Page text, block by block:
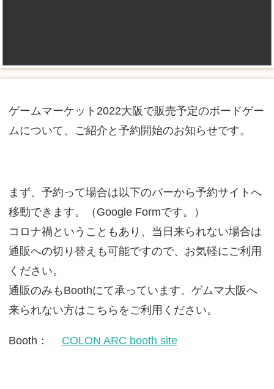
ゲームマーケット2022大阪で販売予定のボードゲー
ムについて、ご紹介と予約開始のお知らせです。
まず、予約って場合は以下のバーから予約サイトへ
移動できます。（Google Formです。）
コロナ禍ということもあり、当日来られない場合は
通販への切り替えも可能ですので、お気軽にご利用
ください。
通販のみもBoothにて承っています。ゲムマ大阪へ
来られない方はこちらをご利用ください。
Booth： COLON ARC booth site